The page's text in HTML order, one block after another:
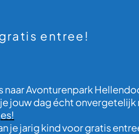
entree!
Avonturenpark
jouw dag écht onvergetelijk
je jarig kind voor gratis